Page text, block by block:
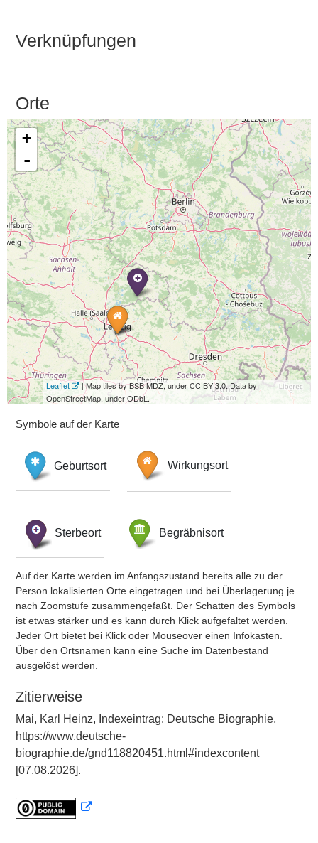
Verknüpfungen
Orte
+
-
Leaflet
| Map tiles by BSB MDZ, under CC BY 3.0. Data by
OpenStreetMap, under ODbL.
Symbole auf der Karte
Geburtsort Wirkungsort
Sterbeort Begräbnisort
Auf der Karte werden im Anfangszustand bereits alle zu der
Person lokalisierten Orte eingetragen und bei Überlagerung je
nach Zoomstufe zusammengefaßt. Der Schatten des Symbols
ist etwas stärker und es kann durch Klick aufgefaltet werden.
Jeder Ort bietet bei Klick oder Mouseover einen Infokasten.
Über den Ortsnamen kann eine Suche im Datenbestand
ausgelöst werden.
Zitierweise
Mai, Karl Heinz, Indexeintrag: Deutsche Biographie,
https://www.deutsche-
biographie.de/gnd118820451.html#indexcontent
[07.08.2026].